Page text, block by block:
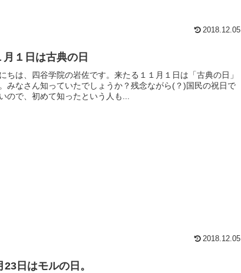
2018.12.05
月１日は古典の日
ちは、四谷学院の岩佐です。来たる１１月１日は「古典の日」
みなさん知っていたでしょうか？残念ながら(？)国民の祝日で
ので、初めて知ったという人も...
2018.12.05
23日はモルの日。